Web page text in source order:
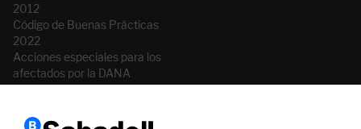
2012
Código de Buenas Prácticas
2022
Acciones especiales para los
afectados por la DANA
Bases legales campañas y
Accesibilidad